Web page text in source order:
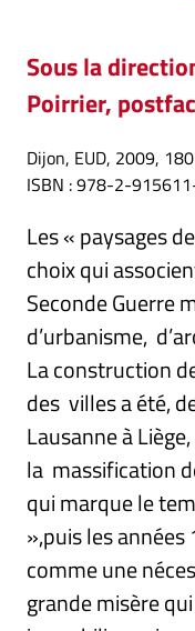
Sous la
Poirrier,
Dijon, EUD, 2009,
ISBN : 978-2-
Les « paysages
choix qui
Seconde Guerre
d’urbanisme,
La construction
des villes a été,
Lausanne à
la massification
qui marque le
»,puis les années
comme une
grande misère